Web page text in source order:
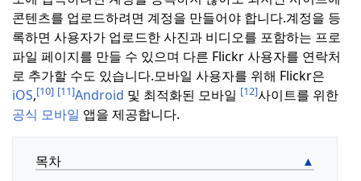
콘텐츠를 업로드하려면 계정을 만들어야 합니다.계정을 등
록하면 사용자가 업로드한 사진과 비디오를 포함하는 프로
파일 페이지를 만들 수 있으며 다른 Flickr 사용자를 연락처
로 추가할 수도 있습니다.모바일 사용자를 위해 Flickr은
iOS,[10] [11]Android 및 최적화된 모바일 [12]사이트를 위한
공식 모바일 앱을 제공합니다.
목차